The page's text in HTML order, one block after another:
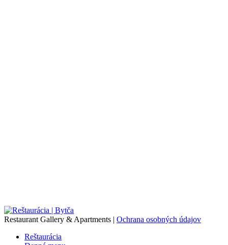
Restaurant Gallery & Apartments | Ochrana osobných údajov
Reštaurácia